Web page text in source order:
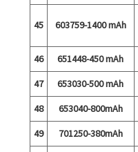
45 603759-1400 mAh
46 651448-450 mAh
47
653030-500 mAh
48
653040-800mAh
49
701250-380mAh